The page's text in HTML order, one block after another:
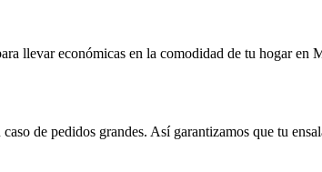
llevar económicas en la comodidad de tu hogar en
de pedidos grandes. Así garantizamos que tu